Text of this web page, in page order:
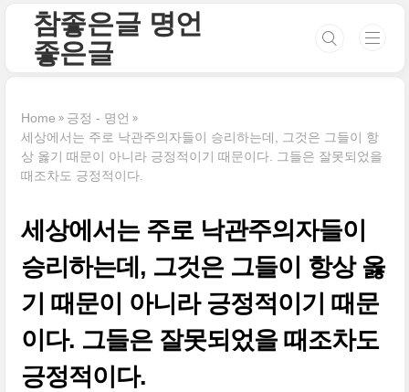
참좋은글 명언
좋은글
Home
긍정 - 명언
세상에서는 주로 낙관주의자들이 승리하는데, 그것은 그들이 항
상 옳기 때문이 아니라 긍정적이기 때문이다. 그들은 잘못되었을
때조차도 긍정적이다.
세상에서는 주로 낙관주의자들이
승리하는데, 그것은 그들이 항상 옳
기 때문이 아니라 긍정적이기 때문
이다. 그들은 잘못되었을 때조차도
긍정적이다.